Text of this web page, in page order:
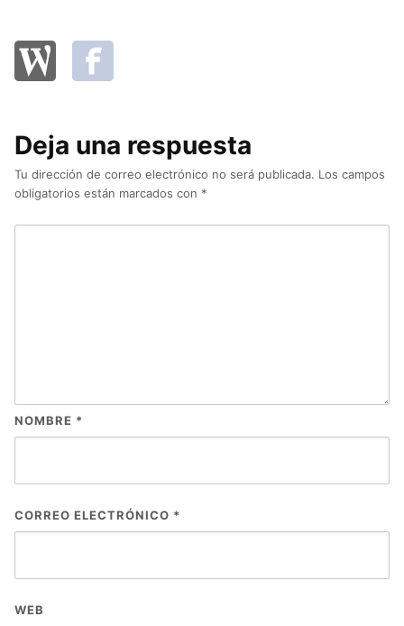
Deja una respuesta
Tu dirección de correo electrónico no será publicada. Los campos
obligatorios están marcados con *
NOMBRE *
CORREO ELECTRÓNICO *
WEB